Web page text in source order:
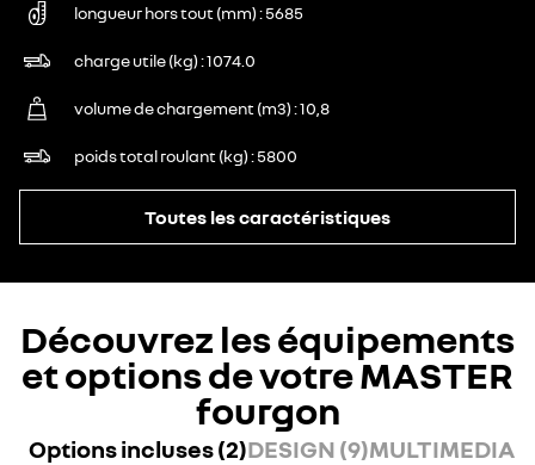
longueur hors tout (mm) 5685
charge utile (kg) 1074.0
volume de chargement (m3) 10,8
poids total roulant (kg) 5800
Toutes les caractéristiques
Découvrez les équipements
et options de votre MASTER
fourgon
Options incluses (2)DESIGN (9)MULTIMEDIA